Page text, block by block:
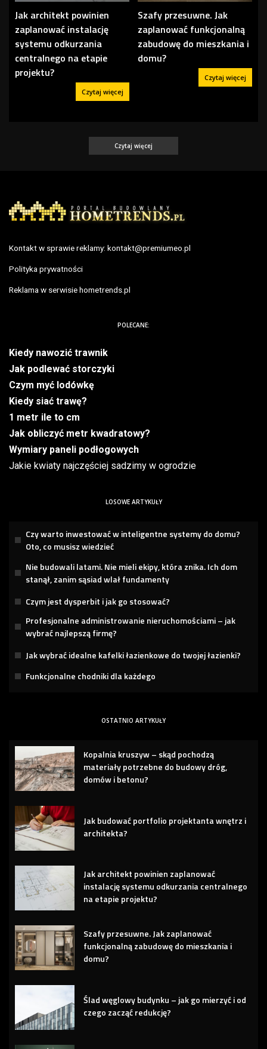
Jak architekt powinien
zaplanować instalację
systemu odkurzania
centralnego na etapie
projektu?
Czytaj więcej
Szafy przesuwne. Jak
zaplanować funkcjonalną
zabudowę do mieszkania i
domu?
Czytaj więcej
Czytaj więcej
Kontakt w sprawie reklamy: kontakt@premiumeo.pl
Polityka prywatności
Reklama w serwisie hometrends.pl
POLECANE:
Kiedy nawozić trawnik
Jak podlewać storczyki
Czym myć lodówkę
Kiedy siać trawę?
1 metr ile to cm
Jak obliczyć metr kwadratowy?
Wymiary paneli podłogowych
Jakie kwiaty najczęściej sadzimy w ogrodzie
LOSOWE ARTYKUŁY
Czy warto inwestować w inteligentne systemy do domu?
Oto, co musisz wiedzieć
Nie budowali latami. Nie mieli ekipy, która znika. Ich dom
stanął, zanim sąsiad wlał fundamenty
Czym jest dysperbit i jak go stosować?
Profesjonalne administrowanie nieruchomościami – jak
wybrać najlepszą firmę?
Jak wybrać idealne kafelki łazienkowe do twojej łazienki?
Funkcjonalne chodniki dla każdego
OSTATNIO ARTYKUŁY
Kopalnia kruszyw – skąd pochodzą
materiały potrzebne do budowy dróg,
domów i betonu?
Jak budować portfolio projektanta wnętrz i
architekta?
Jak architekt powinien zaplanować
instalację systemu odkurzania centralnego
na etapie projektu?
Szafy przesuwne. Jak zaplanować
funkcjonalną zabudowę do mieszkania i
domu?
Ślad węglowy budynku – jak go mierzyć i od
czego zacząć redukcję?